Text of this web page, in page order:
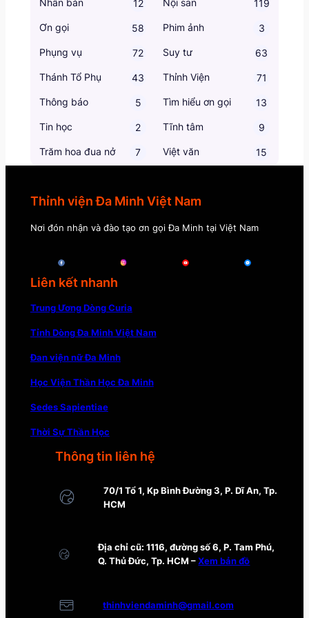
Nhân bản 12 Nội san 119
Ơn gọi 58 Phim ảnh 3
Phụng vụ 72 Suy tư 63
Thánh Tổ Phụ 43 Thỉnh Viện 71
Thông báo 5 Tìm hiểu ơn gọi 13
Tin học 2 Tĩnh tâm 9
Trăm hoa đua nở 7 Việt văn 15
Thỉnh viện Đa Minh Việt Nam
Nơi đón nhận và đào tạo ơn gọi Đa Minh tại Việt Nam
Liên kết nhanh
Trung Ương Dòng Curia
Tỉnh Dòng Đa Minh Việt Nam
Đan viện nữ Đa Minh
Học Viện Thần Học Đa Minh
Sedes Sapientiae
Thời Sự Thần Học
Thông tin liên hệ
70/1 Tổ 1, Kp Bình Đường 3, P. Dĩ An, Tp.
HCM
Địa chỉ cũ: 1116, đường số 6, P. Tam Phú,
Q. Thủ Đức, Tp. HCM –Xem bản đồ
thinhviendaminh@gmail.com